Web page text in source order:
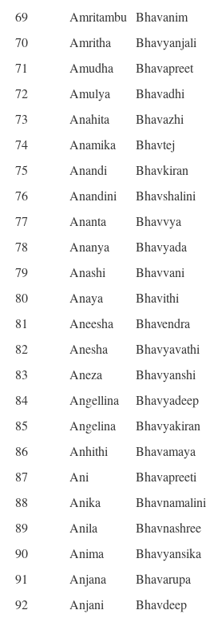
69
Amritambu Bhavanim
70
Amritha Bhavyanjali
71
Amudha Bhavapreet
72
Amulya Bhavadhi
73
Anahita Bhavazhi
74
Anamika Bhavtej
75
Anandi Bhavkiran
76
Anandini Bhavshalini
77
Ananta Bhavvya
78
Ananya Bhavyada
79
Anashi Bhavvani
80
Anaya Bhavithi
81
Aneesha Bhavendra
82
Anesha Bhavyavathi
83
Aneza Bhavyanshi
84
Angellina Bhavyadeep
85
Angelina Bhavyakiran
86
Anhithi Bhavamaya
87
Ani Bhavapreeti
88
Anika Bhavnamalini
89
Anila Bhavnashree
90
Anima Bhavyansika
91
Anjana Bhavarupa
92
Anjani Bhavdeep